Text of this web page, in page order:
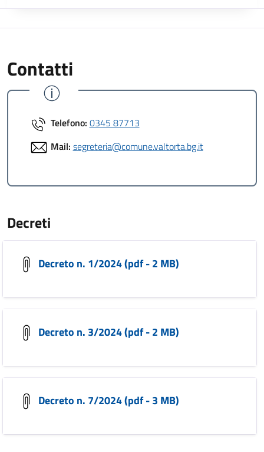
Contatti
Telefono: 0345 87713
Mail: segreteria@comune.valtorta.bg.it
Decreti
Decreto n. 1/2024 (pdf - 2 MB)
Decreto n. 3/2024 (pdf - 2 MB)
Decreto n. 7/2024 (pdf - 3 MB)